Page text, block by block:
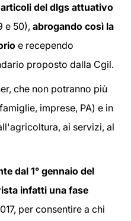
del dlgs attuativo
e 50), abrogando così la
e recependo
proposto dalla Cgil.
che non potranno più
imprese, PA) e in
ai servizi, al
dal 1° gennaio del
infatti una fase
per consentire a chi